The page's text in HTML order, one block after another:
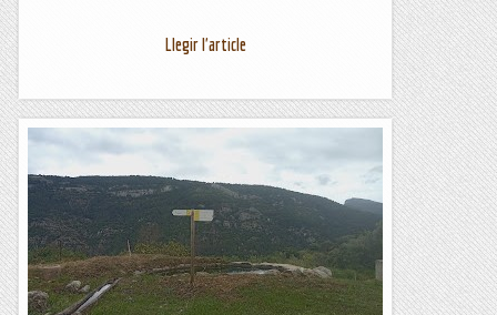
Llegir l'article